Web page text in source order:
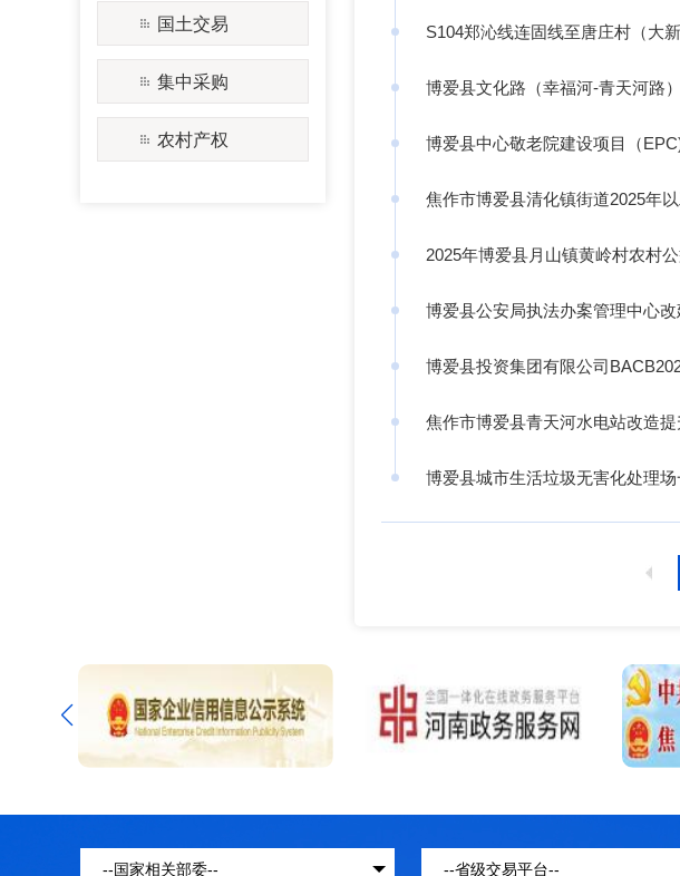
S104郑沁线连固线至唐庄村（大
博爱县文化路（幸福河-青天河路
博爱县中心敬老院建设项目（
焦作市博爱县清化镇街道2025年
2025年博爱县月山镇黄岭村农村
博爱县公安局执法办案管理中心
博爱县投资集团有限公司
焦作市博爱县青天河水电站改造
博爱县城市生活垃圾无害化处理
国土交易
集中采购
农村产权